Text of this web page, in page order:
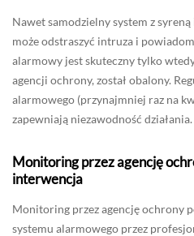
Nawet samodzielny system z
może odstraszyć intruza i
alarmowy jest skuteczny tylko
agencji ochrony, został obalony.
alarmowego (przynajmniej raz na
zapewniają niezawodność działania.
Monitoring przez agencję
interwencja
Monitoring przez agencję ochrony
systemu alarmowego przez